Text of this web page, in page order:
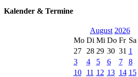
Kalender & Termine
August 2026
Mo Di Mi Do Fr Sa
27
28 29 30 31 1
3
4 5 6 7 8
10
11 12 13 14 15